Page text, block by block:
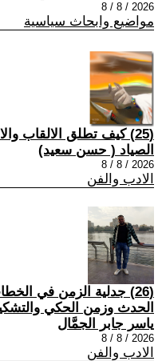
2026 / 8 / 8
مواضيع وابحاث سياسية
(25) كيف تطلق الالقاب والاسماء والكنى ج١
الصياد ‏( حسن سعيد‏)
2026 / 8 / 8
الادب والفن
(26) جدلية الزمن في
الحدث وزمن الحكي
ياسر جابر الجمَّال
2026 / 8 / 8
الادب والفن